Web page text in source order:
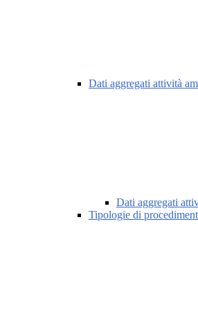
Dati aggregati attività
Dati aggregati
Tipologie di